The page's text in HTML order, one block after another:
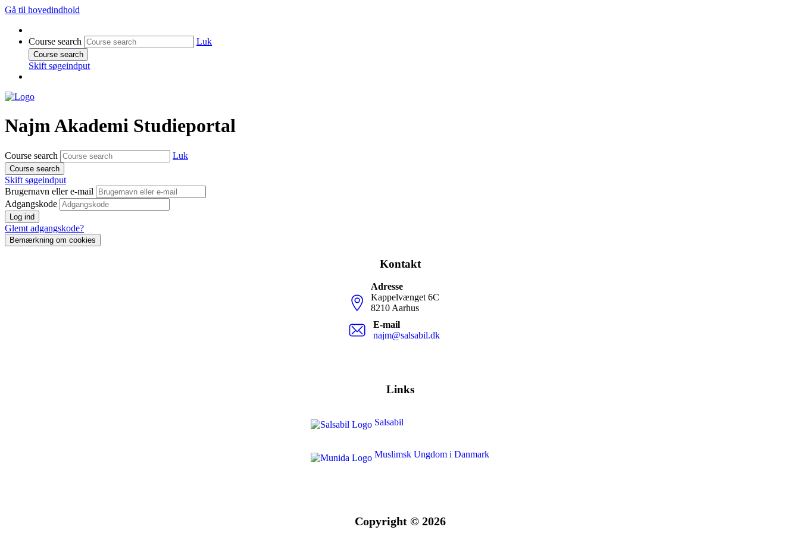
Gå til hovedindhold
Course search Luk
Course search
Skift søgeindput
Najm Akademi Studieportal
Course search Luk
Course search
Skift søgeindput
Brugernavn eller e-mail
Adgangskode
Log ind
Glemt adgangskode?
Bemærkning om cookies
Kontakt
Adresse
Kappelvænget 6C
8210 Aarhus
E-mail
najm@salsabil.dk
Links
Salsabil
Muslimsk Ungdom i Danmark
Copyright © 2026